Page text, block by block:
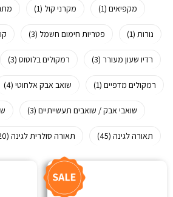
מקפיאים (1) מקרני קול (1)
נורות (1) פטריות חימום חשמל (3)
רדיו שעון מעורר (3) רמקולים בלוטוס (3)
רמקולים מדפיים (1) שואב אבק אלחוטי (4)
שואבי אבק / שואבים תעשייתיים (3)
תאורה לגינה (45) תאורה סולרית לגינה (20)